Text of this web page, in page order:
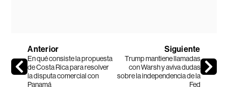
Anterior
En qué consiste la propuesta
de Costa Rica para resolver
la disputa comercial con
Panamá
Siguiente
Trump mantiene llamadas
con Warsh y aviva dudas
sobre la independencia de la
Fed